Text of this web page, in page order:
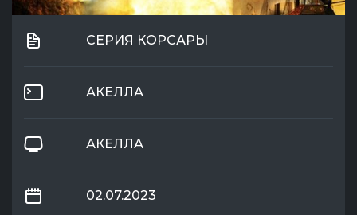
СЕРИЯ КОРСАРЫ
АКЕЛЛА
АКЕЛЛА
02.07.2023